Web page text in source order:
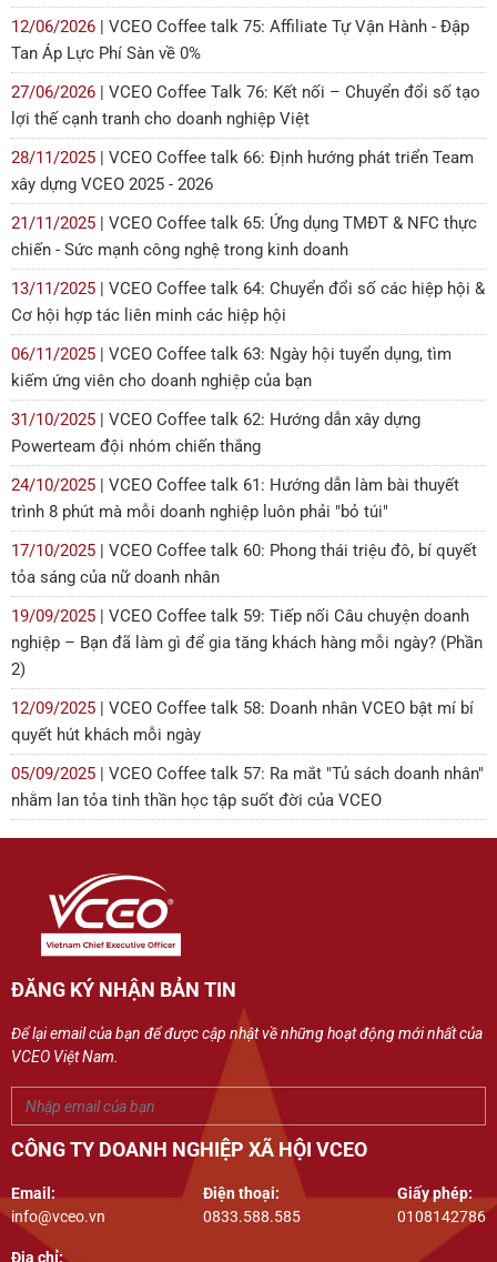
12/06/2026 | VCEO Coffee talk 75: Affiliate Tự Vận Hành - Đập
Tan Áp Lực Phí Sàn về 0%
27/06/2026 | VCEO Coffee Talk 76: Kết nối – Chuyển đổi số tạo
lợi thế cạnh tranh cho doanh nghiệp Việt
28/11/2025 | VCEO Coffee talk 66: Định hướng phát triển Team
xây dựng VCEO 2025 - 2026
21/11/2025 | VCEO Coffee talk 65: Ứng dụng TMĐT & NFC thực
chiến - Sức mạnh công nghệ trong kinh doanh
13/11/2025 | VCEO Coffee talk 64: Chuyển đổi số các hiệp hội &
Cơ hội hợp tác liên minh các hiệp hội
06/11/2025 | VCEO Coffee talk 63: Ngày hội tuyển dụng, tìm
kiếm ứng viên cho doanh nghiệp của bạn
31/10/2025 | VCEO Coffee talk 62: Hướng dẫn xây dựng
Powerteam đội nhóm chiến thắng
24/10/2025 | VCEO Coffee talk 61: Hướng dẫn làm bài thuyết
trình 8 phút mà mỗi doanh nghiệp luôn phải "bỏ túi"
17/10/2025 | VCEO Coffee talk 60: Phong thái triệu đô, bí quyết
tỏa sáng của nữ doanh nhân
19/09/2025 | VCEO Coffee talk 59: Tiếp nối Câu chuyện doanh
nghiệp – Bạn đã làm gì để gia tăng khách hàng mỗi ngày? (Phần
2)
12/09/2025 | VCEO Coffee talk 58: Doanh nhân VCEO bật mí bí
quyết hút khách mỗi ngày
05/09/2025 | VCEO Coffee talk 57: Ra mắt "Tủ sách doanh nhân"
nhằm lan tỏa tinh thần học tập suốt đời của VCEO
ĐĂNG KÝ NHẬN BẢN TIN
Để lại email của bạn để được cập nhật về những hoạt động mới nhất của
VCEO Việt Nam.
CÔNG TY DOANH NGHIỆP XÃ HỘI VCEO
Email:
info@vceo.vn
Điện thoại:
0833.588.585
Giấy phép:
0108142786
Địa chỉ: